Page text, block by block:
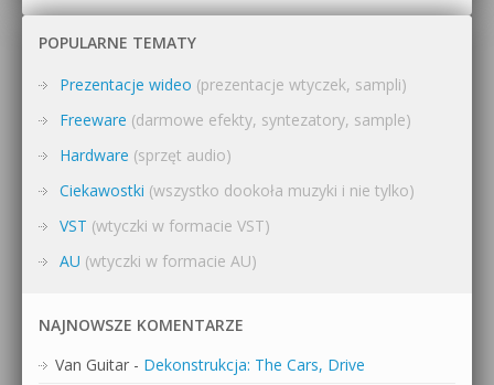
POPULARNE TEMATY
Prezentacje wideo (prezentacje wtyczek, sampli)
Freeware (darmowe efekty, syntezatory, sample)
Hardware (sprzęt audio)
Ciekawostki (wszystko dookoła muzyki i nie tylko)
VST (wtyczki w formacie VST)
AU (wtyczki w formacie AU)
NAJNOWSZE KOMENTARZE
Van Guitar - Dekonstrukcja: The Cars, Drive